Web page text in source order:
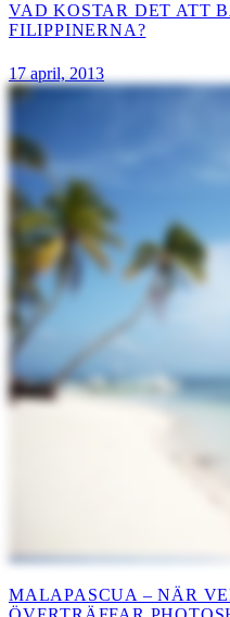
VAD KOSTAR DET ATT
FILIPPINERNA?
17 april, 2013
MALAPASCUA – NÄR